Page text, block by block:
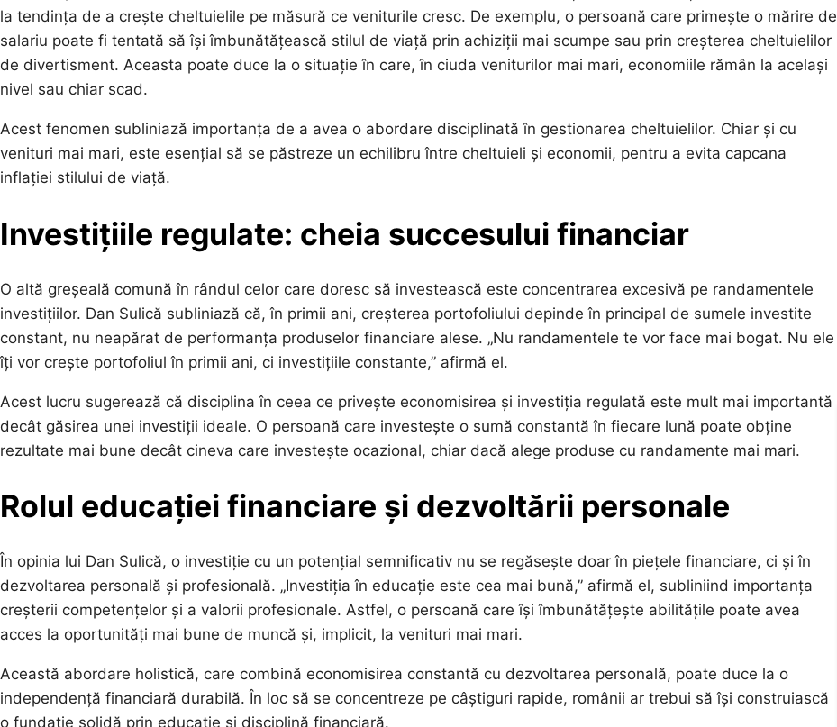
la tendința de a crește cheltuielile pe măsură ce veniturile cresc. De exemplu, o persoană care primește o mărire de
salariu poate fi tentată să își îmbunătățească stilul de viață prin achiziții mai scumpe sau prin creșterea cheltuielilor
de divertisment. Aceasta poate duce la o situație în care, în ciuda veniturilor mai mari, economiile rămân la același
nivel sau chiar scad.
Acest fenomen subliniază importanța de a avea o abordare disciplinată în gestionarea cheltuielilor. Chiar și cu
venituri mai mari, este esențial să se păstreze un echilibru între cheltuieli și economii, pentru a evita capcana
inflației stilului de viață.
Investițiile regulate: cheia succesului financiar
O altă greșeală comună în rândul celor care doresc să investească este concentrarea excesivă pe randamentele
investițiilor. Dan Sulică subliniază că, în primii ani, creșterea portofoliului depinde în principal de sumele investite
constant, nu neapărat de performanța produselor financiare alese. „Nu randamentele te vor face mai bogat. Nu ele
îți vor crește portofoliul în primii ani, ci investițiile constante,” afirmă el.
Acest lucru sugerează că disciplina în ceea ce privește economisirea și investiția regulată este mult mai importantă
decât găsirea unei investiții ideale. O persoană care investește o sumă constantă în fiecare lună poate obține
rezultate mai bune decât cineva care investește ocazional, chiar dacă alege produse cu randamente mai mari.
Rolul educației financiare și dezvoltării personale
În opinia lui Dan Sulică, o investiție cu un potențial semnificativ nu se regăsește doar în piețele financiare, ci și în
dezvoltarea personală și profesională. „Investiția în educație este cea mai bună,” afirmă el, subliniind importanța
creșterii competențelor și a valorii profesionale. Astfel, o persoană care își îmbunătățește abilitățile poate avea
acces la oportunități mai bune de muncă și, implicit, la venituri mai mari.
Această abordare holistică, care combină economisirea constantă cu dezvoltarea personală, poate duce la o
independență financiară durabilă. În loc să se concentreze pe câștiguri rapide, românii ar trebui să își construiască
o fundație solidă prin educație și disciplină financiară.